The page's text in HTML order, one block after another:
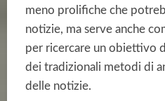
meno prolifiche che
notizie, ma serve anche
per ricercare un obiettivo
dei tradizionali metodi di
delle notizie.